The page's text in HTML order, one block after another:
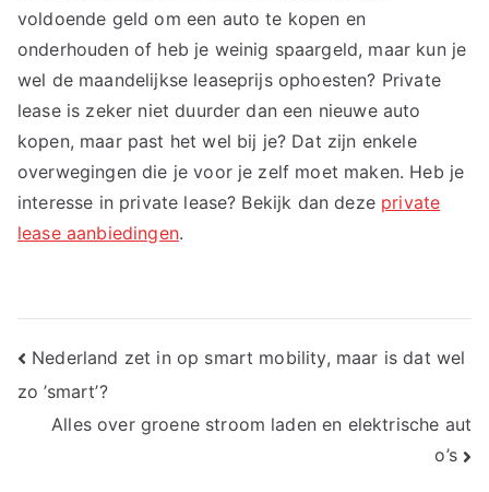
voldoende geld om een auto te kopen en
onderhouden of heb je weinig spaargeld, maar kun je
wel de maandelijkse leaseprijs ophoesten? Private
lease is zeker niet duurder dan een nieuwe auto
kopen, maar past het wel bij je? Dat zijn enkele
overwegingen die je voor je zelf moet maken. Heb je
interesse in private lease? Bekijk dan deze private
lease aanbiedingen.
Bericht
navigatie
Nederland zet in op smart mobility, maar is dat wel
zo ’smart’?
Alles over groene stroom laden en elektrische aut
o’s